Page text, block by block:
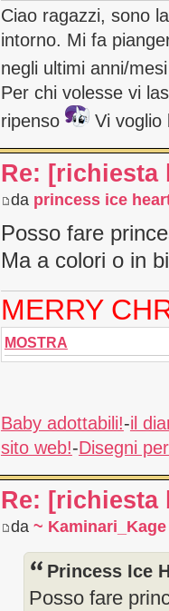
Ciao ragazzi, sono
intorno. Mi fa
negli ultimi anni/
Per chi volesse vi
ripenso
Vi voglio
Re: [richiesta
da princess ice
Posso fare
Ma a colori o in
MERRY
MOSTRA
Baby adottabili!-il
sito web!-Disegni
Re: [richiesta
da ~ Kaminari_Kage
Princess Ice
Posso fare